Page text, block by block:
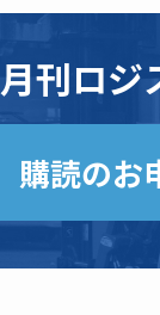
月刊ロジ
購読のお